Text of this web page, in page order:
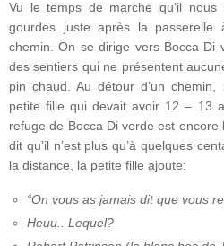
Vu le temps de marche qu’il nous
gourdes juste après la
chemin. On se dirige vers Bocca Di
des sentiers qui ne présentent
pin chaud. Au détour d’un
petite fille qui devait avoir 12 – 13
refuge de Bocca Di verde est
dit qu’il n’est plus qu’à quelques
la distance, la petite fille ajoute:
“On vous as jamais dit que vous
Heuu.. Lequel?